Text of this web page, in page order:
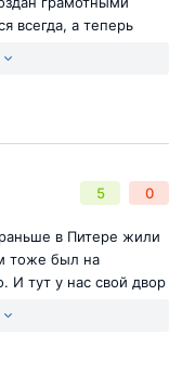
сайте
всегда, а теперь
5 0
в Питере жили
тоже был на
И тут у нас свой двор
Есть своя
вечером, если